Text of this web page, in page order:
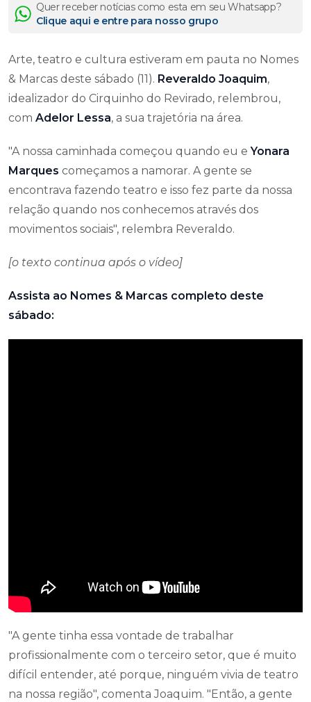
Quer receber notícias como esta em seu Whatsapp?
Clique aqui e entre para nosso grupo
Arte, teatro e cultura estiveram em pauta no Nomes
& Marcas deste sábado (11). Reveraldo Joaquim,
idealizador do Cirquinho do Revirado, relembrou,
com Adelor Lessa, a sua trajetória na área.
"A nossa caminhada começou quando eu eYonara
Marques começamos a namorar. A gente se
encontrava fazendo teatro e isso fez parte da nossa
relação quando nos conhecemos através dos
movimentos sociais", relembra Reveraldo.
[o texto continua após o vídeo]
Assista ao Nomes & Marcas completo deste
sábado:
"A gente tinha essa vontade de trabalhar
profissionalmente com o terceiro setor, que é muito
difícil entender, até porque, ninguém vivia de teatro
na nossa região", comenta Joaquim. "Então, a gente